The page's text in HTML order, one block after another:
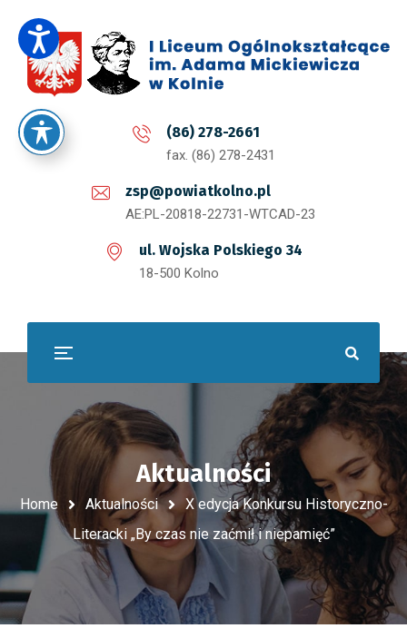
(86) 278-2661
fax. (86) 278-2431
zsp@powiatkolno.pl
AE:PL-20818-22731-WTCAD-23
ul. Wojska Polskiego 34
18-500 Kolno
Aktualności
Home Aktualności
X edycja Konkursu Historyczno-
Literacki „By czas nie zaćmił i niepamięć”